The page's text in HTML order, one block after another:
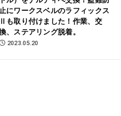
にワークスベルのラフィックス
Ⅱも取り付けました！作業、交
、ステアリング脱着。
2023.05.20